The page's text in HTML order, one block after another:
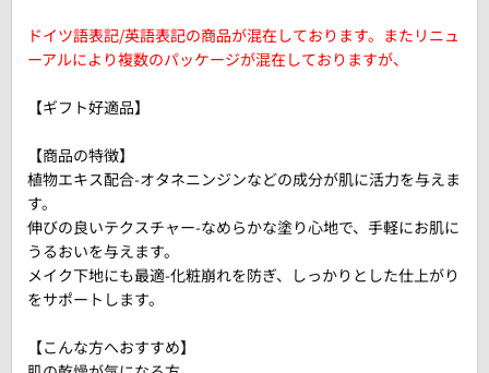
ドイツ語表記/英語表記の商品が混在しております。またリニュ
ーアルにより複数のパッケージが混在しておりますが、
【ギフト好適品】
【商品の特徴】
植物エキス配合-オタネニンジンなどの成分が肌に活力を与えま
す。
伸びの良いテクスチャー-なめらかな塗り心地で、手軽にお肌に
うるおいを与えます。
メイク下地にも最適-化粧崩れを防ぎ、しっかりとした仕上がり
をサポートします。
【こんな方へおすすめ】